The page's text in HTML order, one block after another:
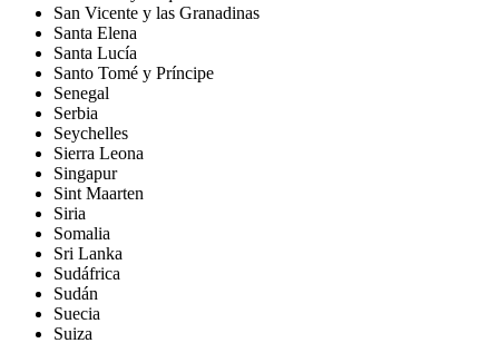
San Vicente y las Granadinas
Santa Elena
Santa Lucía
Santo Tomé y Príncipe
Senegal
Serbia
Seychelles
Sierra Leona
Singapur
Sint Maarten
Siria
Somalia
Sri Lanka
Sudáfrica
Sudán
Suecia
Suiza